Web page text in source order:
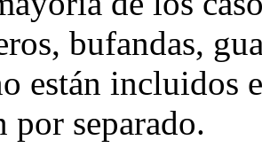
bufandas,
están incluidos
por separado.